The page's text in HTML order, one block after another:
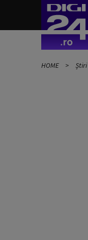
HOME Știri